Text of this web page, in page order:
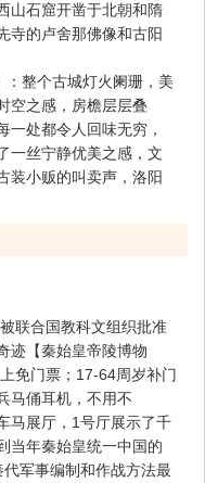
山石窟开凿于北朝和隋
寺的卢舍那佛像和古阳
：整个古城灯火阑珊，美
空之感，房檐层层叠
一处都令人回味无穷，
一丝宁静优美之感，文
装小贩的叫卖声，洛阳
联合国教科文组织批准
迹【秦始皇帝陵博物
免门票；17-64周岁补门
马俑耳机，不用不
马展厅，1号厅展示了千
当年秦始皇统一中国的
军事编制和作战方法最